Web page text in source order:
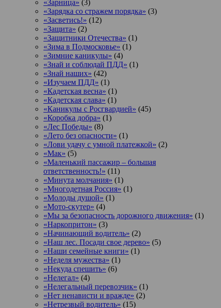
«Зарница» (3)
«Зарядка со стражем порядка» (3)
«Засветись!» (12)
«Защита» (2)
«Защитники Отечества» (1)
«Зима в Подмосковье» (1)
«Зимние каникулы» (4)
«Знай и соблюдай ПДД» (1)
«Знай наших» (42)
«Изучаем ПДД» (1)
«Кадетская весна» (1)
«Кадетская слава» (1)
«Каникулы с Росгвардией» (45)
«Коробка добра» (1)
«Лес Победы» (8)
«Лето без опасности» (1)
«Лови удачу с умной платежкой» (2)
«Мак» (5)
«Маленький пассажир – большая
ответственность!» (11)
«Минута молчания» (1)
«Многодетная Россия» (1)
«Молоды душой» (1)
«Мото-скутер» (4)
«Мы за безопасность дорожного движения» (1)
«Наркопритон» (3)
«Начинающий водитель» (2)
«Наш лес. Посади свое дерево» (5)
«Наши семейные книги» (1)
«Неделя мужества» (1)
«Некуда спешить» (6)
«Нелегал» (4)
«Нелегальный перевозчик» (1)
«Нет ненависти и вражде» (2)
«Нетрезвый водитель» (15)